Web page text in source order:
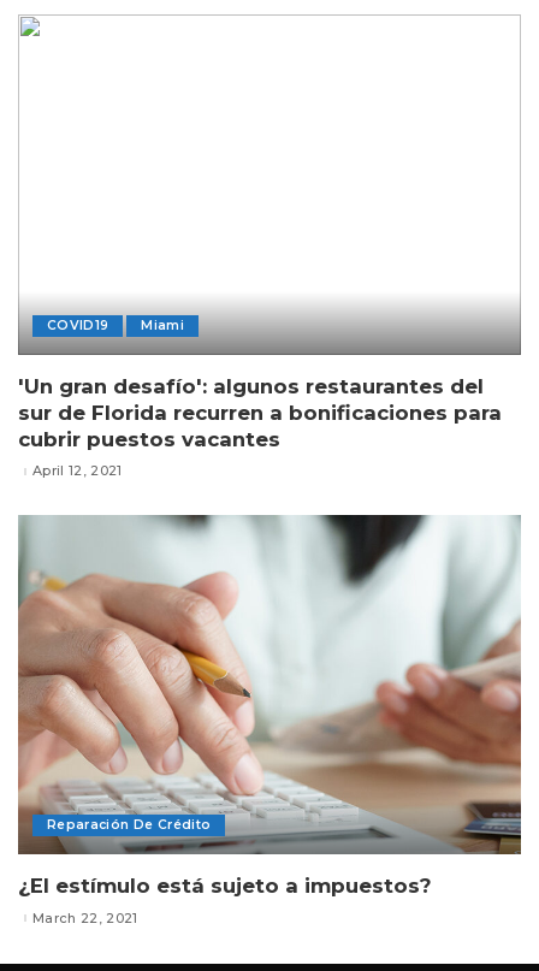
COVID19 Miami
'Un gran desafío': algunos restaurantes del
sur de Florida recurren a bonificaciones para
cubrir puestos vacantes
April 12, 2021
Reparación De Crédito
¿El estímulo está sujeto a impuestos?
March 22, 2021